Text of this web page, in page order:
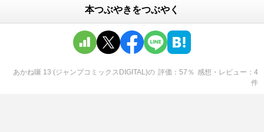
本つぶやきをつぶやく
あかね噺 13 (ジャンプコミックスDIGITAL)の 評価 57 ％ 感想・レビュー
4
件